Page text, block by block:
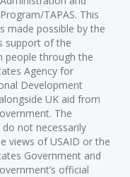
TAPAS. This
made possible by the
support of the
people through the
Agency for
Development
UK aid from
The
not necessarily
views of USAID or the
Government and
official